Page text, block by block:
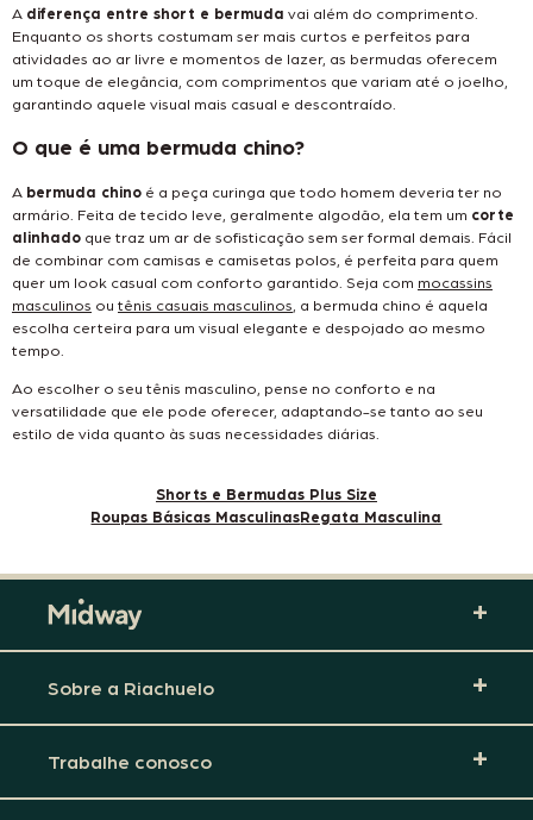
A diferença entre short e bermuda vai além do comprimento.
Enquanto os shorts costumam ser mais curtos e perfeitos para
atividades ao ar livre e momentos de lazer, as bermudas oferecem
um toque de elegância, com comprimentos que variam até o joelho,
garantindo aquele visual mais casual e descontraído.
O que é uma bermuda chino?
A bermuda chino é a peça curinga que todo homem deveria ter no
armário. Feita de tecido leve, geralmente algodão, ela tem um corte
alinhado que traz um ar de sofisticação sem ser formal demais. Fácil
de combinar com camisas e camisetas polos, é perfeita para quem
quer um look casual com conforto garantido. Seja com mocassins
masculinos ou tênis casuais masculinos , a bermuda chino é aquela
escolha certeira para um visual elegante e despojado ao mesmo
tempo.
Ao escolher o seu tênis masculino, pense no conforto e na
versatilidade que ele pode oferecer, adaptando-se tanto ao seu
estilo de vida quanto às suas necessidades diárias.
Shorts e Bermudas Plus Size
Roupas Básicas MasculinasRegata Masculina
Sobre a Riachuelo
Trabalhe conosco